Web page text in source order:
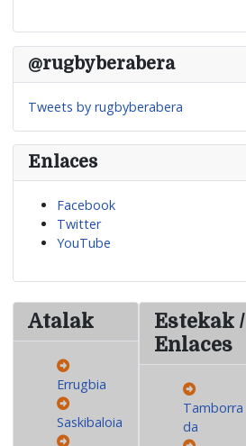
@rugbyberabera
Tweets by rugbyberabera
Enlaces
Facebook
Twitter
YouTube
Atalak
Errugbia
Saskibaloia
Estekak /
Enlaces
Tamborra
da